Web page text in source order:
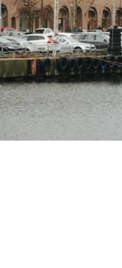
Copyright ©RentPlanet •
Listener Eventów Zoho